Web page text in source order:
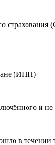
(ИНН)
и не
в течении